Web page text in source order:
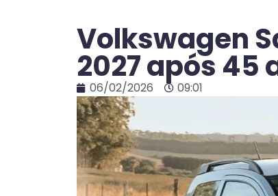
Volkswagen
2027 após 45
06/02/2026 09:01